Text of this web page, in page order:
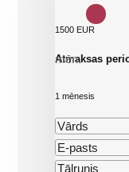
1500 EUR
Atmaksas
mēn.
1 mēnesis